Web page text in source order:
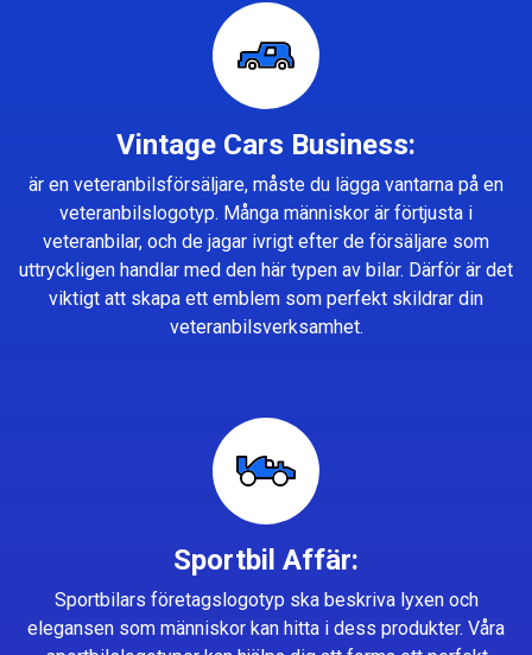
Vintage Cars Business:
är en veteranbilsförsäljare, måste du lägga vantarna på en
veteranbilslogotyp. Många människor är förtjusta i
veteranbilar, och de jagar ivrigt efter de försäljare som
uttryckligen handlar med den här typen av bilar. Därför är det
viktigt att skapa ett emblem som perfekt skildrar din
veteranbilsverksamhet.
Sportbil Affär:
Sportbilars företagslogotyp ska beskriva lyxen och
elegansen som människor kan hitta i dess produkter. Våra